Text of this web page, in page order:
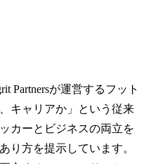
Partnersが運営するフット
キャリアか」という従来
カーとビジネスの両立を
り方を提示しています。